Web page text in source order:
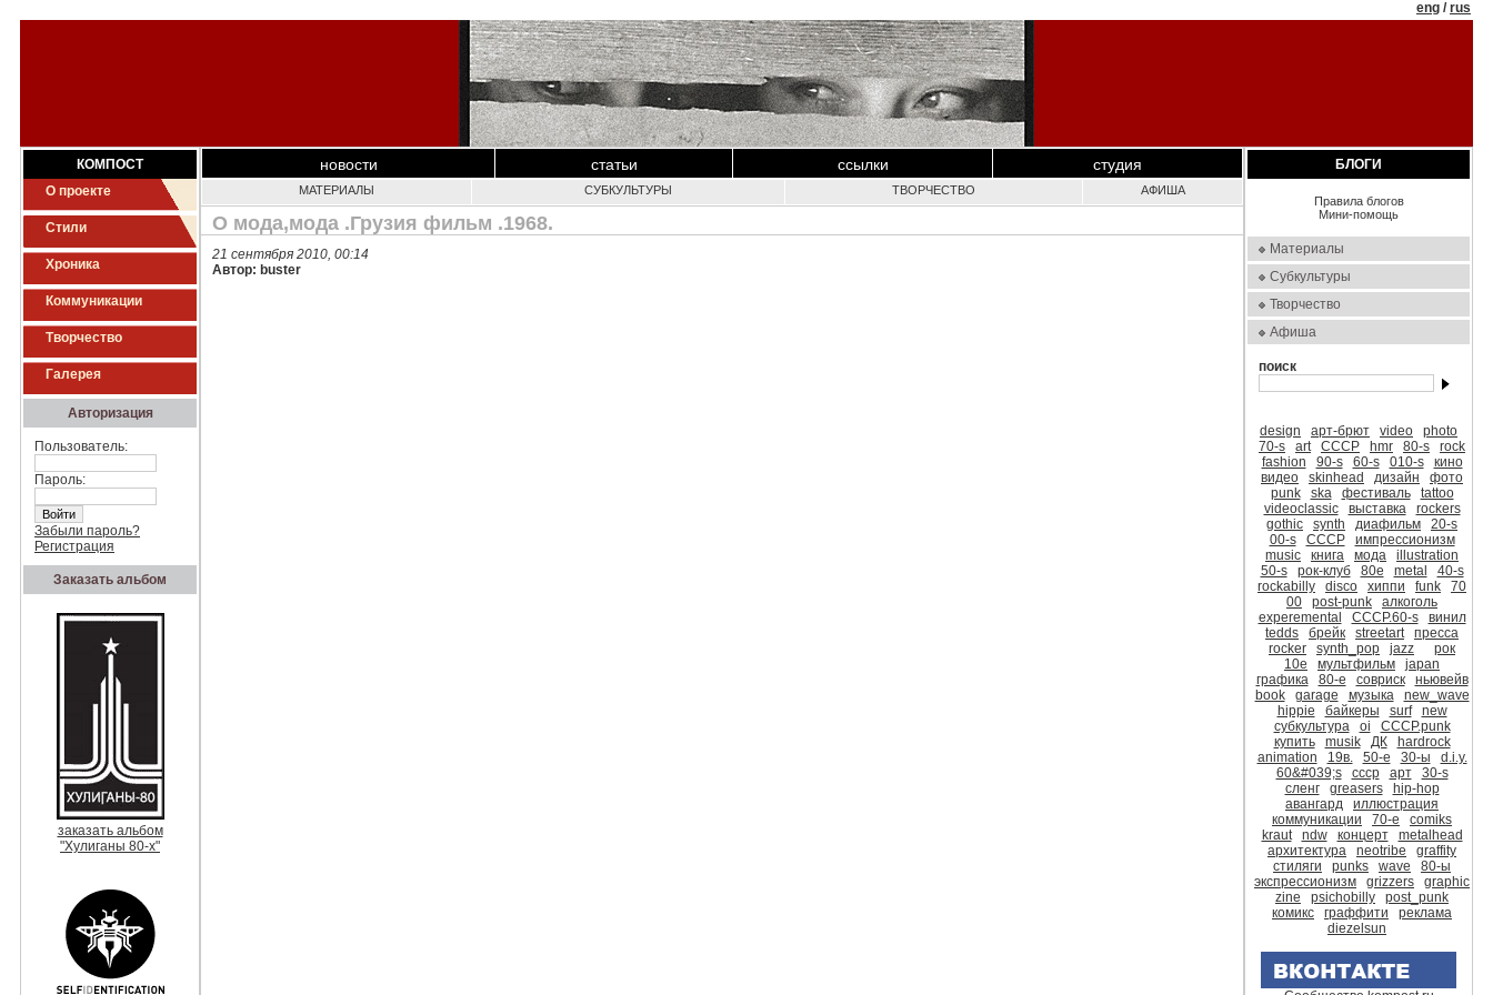
КОМПОСТ
О проекте
Стили
Хроника
Коммуникации
Творчество
Галерея
Авторизация
Пользователь:
Пароль:
Забыли пароль?
Регистрация
Заказать альбом
заказать альбом
"Хулиганы 80-х"
eng /rus
новости статьи ссылки студия
МАТЕРИАЛЫ СУБКУЛЬТУРЫ ТВОРЧЕСТВО АФИША
О мода,мода .Грузия фильм .1968.
21 сентября 2010, 00:14
Автор: buster
БЛОГИ
Правила блогов
Мини-помощь
Материалы
Субкультуры
Творчество
Афиша
поиск
design арт-брют video
photo
70-s
art СССР hmr 80-s
rock
fashion
90-s 60-s 010-s
кино
видео
skinhead дизайн
фото
punk
ska фестиваль
tattoo
videoclassic
выставка
rockers
gothic
synth диафильм
20-s
00-s
CCCР
импрессионизм
music
книга мода
illustration
50-s
рок-клуб 80е metal
40-s
rockabilly
disco хиппи funk
70
00
post-punk
алкоголь
experemental
СССР.60-s
винил
tedds
брейк streetart
пресса
rocker
synth_pop jazz
рок
10е
мультфильм
japan
графика
80-е совриск
ньювейв
book
garage музыка
new_wave
hippie
байкеры surf
new
субкультура
oi
CCCР.punk
купить
musik ДК
hardrock
animation
19в. 50-е 30-ы
d.i.y.
60&#039;s
ссср арт
30-s
сленг
greasers
hip-hop
авангард
иллюстрация
коммуникации
70-е
comiks
kraut
ndw концерт
metalhead
архитектура
neotribe
graffity
стиляги
punks wave
80-ы
экспрессионизм
grizzers
graphic
zine
psichobilly
post_punk
комикс
граффити
реклама
diezelsun